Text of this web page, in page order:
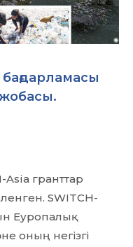
жобасы.
Asia гранттар
SWITCH-
Еуропалық
оның негізгі